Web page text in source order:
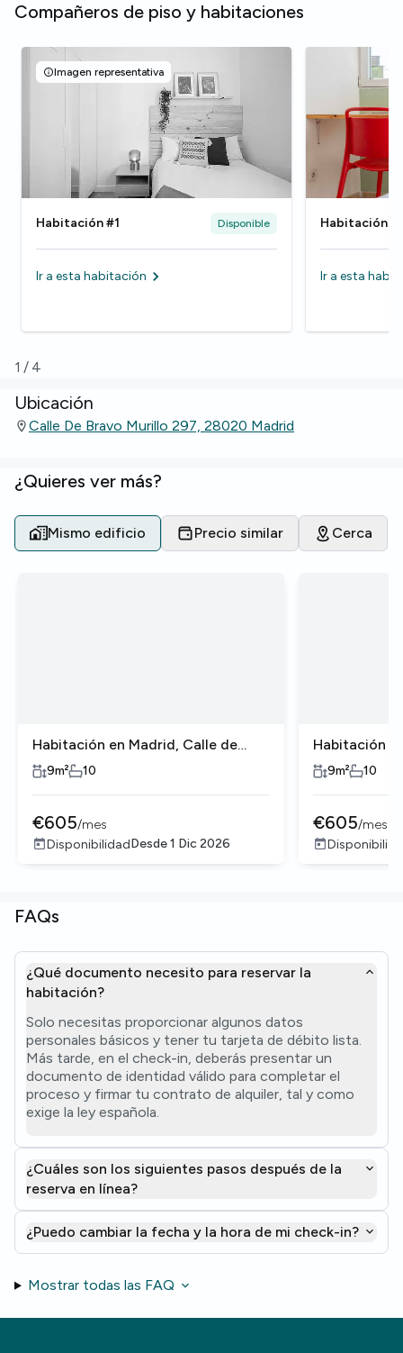
Compañeros de piso y habitaciones
Imagen representativa
Habitación #1 Disponible
Ir a esta habitación
Habitación
Ir a esta
1/ 4
Ubicación
Calle De Bravo Murillo 297, 28020 Madrid
¿Quieres ver más?
Mismo edificio Precio similar Cerca
Habitación en Madrid, Calle de
Bravo Murillo
9m² 10
€605/mes
DisponibilidadDesde1 Dic 2026
Habitación
Bravo Murillo
9m² 10
€605/mes
FAQs
¿Qué documento necesito para reservar la
habitación?
Solo necesitas proporcionar algunos datos
personales básicos y tener tu tarjeta de débito lista.
Más tarde, en el check-in, deberás presentar un
documento de identidad válido para completar el
proceso y firmar tu contrato de alquiler, tal y como
exige la ley española.
¿Cuáles son los siguientes pasos después de la
reserva en línea?
¿Puedo cambiar la fecha y la hora de mi check-in?
Mostrar todas las FAQ